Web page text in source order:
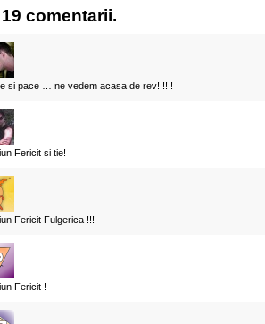
comentarii.
si pace … ne vedem acasa de rev! !! !
Fericit si tie!
Fericit Fulgerica !!!
Fericit !